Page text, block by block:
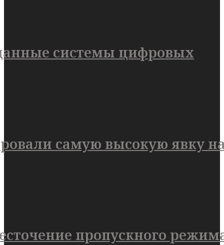
системы цифровых
самую высокую явку
пропускного